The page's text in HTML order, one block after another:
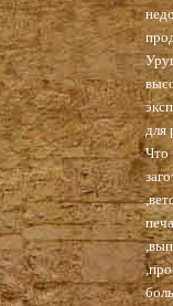
для
Что